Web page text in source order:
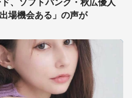
場機会ある」の声が